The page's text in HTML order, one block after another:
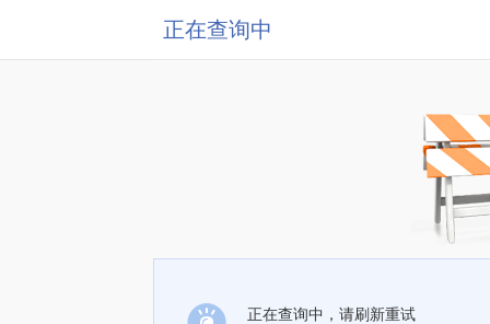
正在查询中
正在查询中，请刷新重试